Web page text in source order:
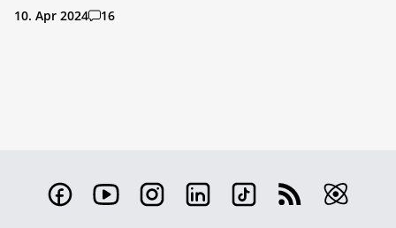
10. Apr 2024 16